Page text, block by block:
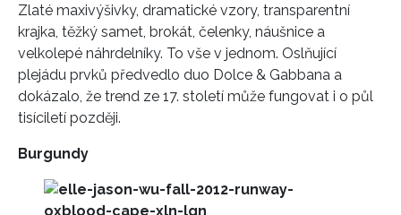
Zlaté maxivýšivky, dramatické vzory, transparentní
krajka, těžký samet, brokát, čelenky, náušnice a
velkolepé náhrdelníky. To vše v jednom. Oslňující
plejádu prvků předvedlo duo Dolce & Gabbana a
dokázalo, že trend ze 17. století může fungovat i o půl
tisíciletí později.
Burgundy